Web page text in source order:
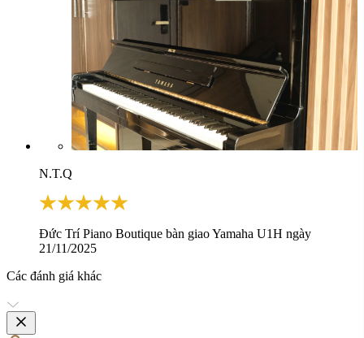
N.T.Q
Đức Trí Piano Boutique bàn giao Yamaha U1H ngày
21/11/2025
Các đánh giá khác